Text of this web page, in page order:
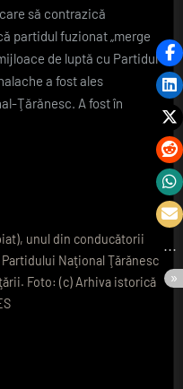
să contrazică
partidul fuzionat „merge
de luptă cu Partidul
a fost ales
Ţărănesc. A fost în
unul din conducătorii
Partidului Naţional Ţărănesc
Foto: (c) Arhiva istorică